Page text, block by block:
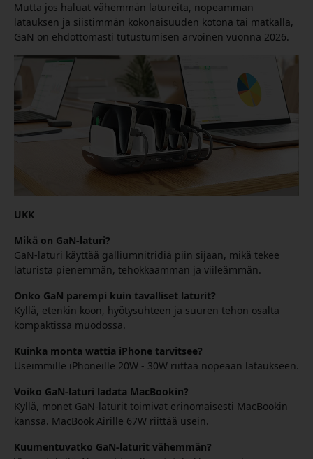
Mutta jos haluat vähemmän latureita, nopeamman
latauksen ja siistimmän kokonaisuuden kotona tai matkalla,
GaN on ehdottomasti tutustumisen arvoinen vuonna 2026.
UKK
Mikä on GaN-laturi?
GaN-laturi käyttää galliumnitridiä piin sijaan, mikä tekee
laturista pienemmän, tehokkaamman ja viileämmän.
Onko GaN parempi kuin tavalliset laturit?
Kyllä, etenkin koon, hyötysuhteen ja suuren tehon osalta
kompaktissa muodossa.
Kuinka monta wattia iPhone tarvitsee?
Useimmille iPhoneille 20W - 30W riittää nopeaan lataukseen.
Voiko GaN-laturi ladata MacBookin?
Kyllä, monet GaN-laturit toimivat erinomaisesti MacBookin
kanssa. MacBook Airille 67W riittää usein.
Kuumentuvatko GaN-laturit vähemmän?